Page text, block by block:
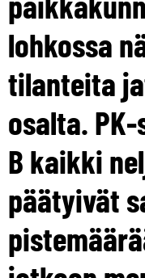
lohkossa
tilanteita
osalta.
B kaikki
päätyivät